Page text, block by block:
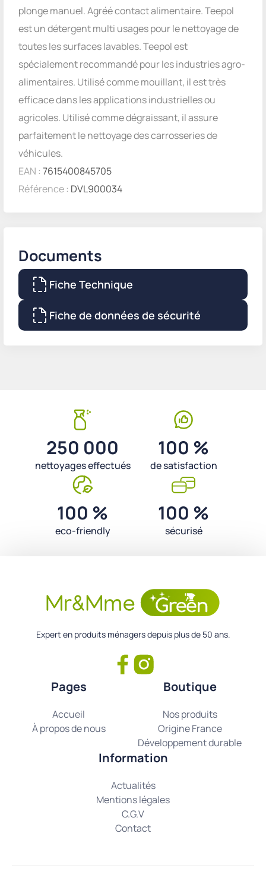
plonge manuel. Agréé contact alimentaire. Teepol
est un détergent multi usages pour le nettoyage de
toutes les surfaces lavables. Teepol est
spécialement recommandé pour les industries agro-
alimentaires. Utilisé comme mouillant, il est très
efficace dans les applications industrielles ou
agricoles. Utilisé comme dégraissant, il assure
parfaitement le nettoyage des carrosseries de
véhicules.
EAN : 7615400845705
Référence : DVL900034
Documents
Fiche Technique
Fiche de données de sécurité
250 000
nettoyages effectués
100 %
de satisfaction
100 %
eco-friendly
100 %
sécurisé
Expert en produits ménagers depuis plus de 50 ans.
Pages
Accueil
À propos de nous
Boutique
Nos produits
Origine France
Développement durable
Information
Actualités
Mentions légales
C.G.V
Contact